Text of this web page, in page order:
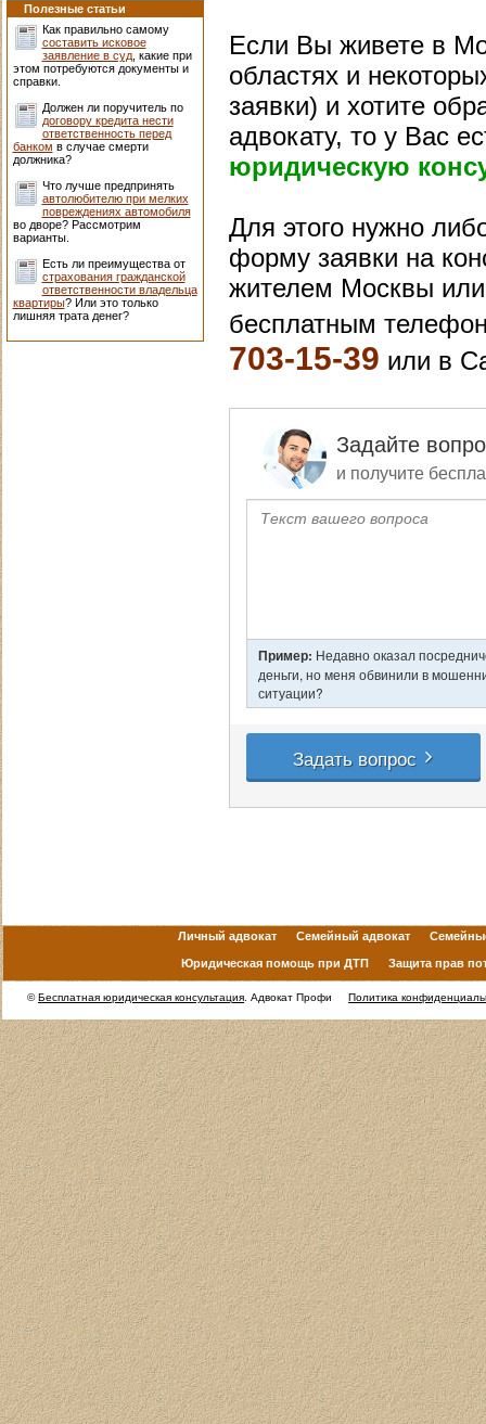
Полезные статьи
Как правильно самому
составить исковое
заявление в суд, какие при
этом потребуются документы и
справки.
Должен ли поручитель по
договору кредита нести
ответственность перед
банком в случае смерти
должника?
Что лучше предпринять
автолюбителю при мелких
повреждениях автомобиля
во дворе? Рассмотрим
варианты.
Есть ли преимущества от
страхования гражданской
ответственности владельца
квартиры? Или это только
лишняя трата денег?
Если Вы живете в
областях и
заявки) и хотите
адвокату, то у Вас
юридическую
Для этого нужно
форму заявки на
жителем Москвы или
бесплатным
703-15-39 или в
Личный адвокат Семейный адвокат
Юридическая помощь при ДТП Защита прав
©Бесплатная юридическая консультация . Адвокат Профи Политика